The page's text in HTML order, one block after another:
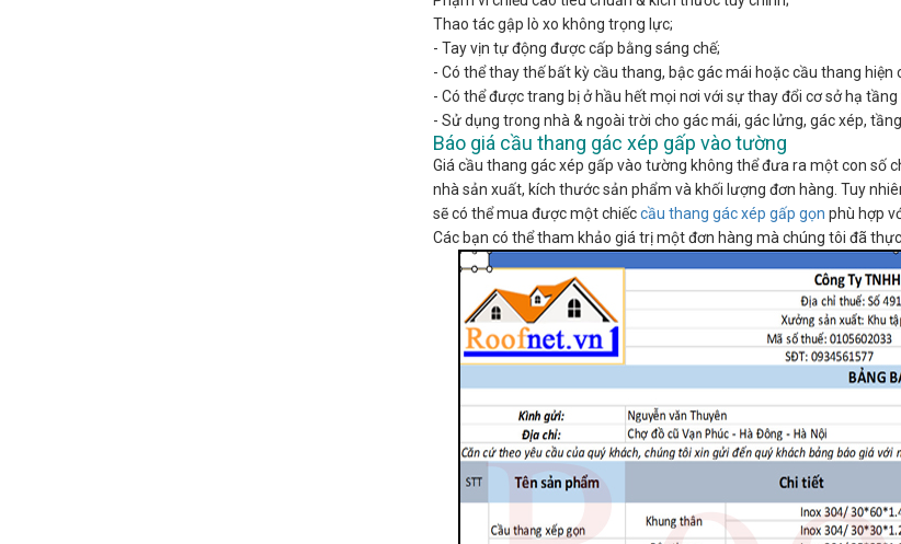
Thao tác gập lò xo không trọng lực;
- Tay vịn tự động được cấp bằng sáng chế;
- Có thể thay thế bất kỳ cầu thang, bậc gác mái hoặc cầu thang hiện
- Có thể được trang bị ở hầu hết mọi nơi với sự thay đổi cơ sở hạ tầng
- Sử dụng trong nhà & ngoài trời cho gác mái, gác lửng, gác xép,
Báo giá cầu thang gác xép gấp vào tường
Giá cầu thang gác xép gấp vào tường không thể đưa ra một con số
nhà sản xuất, kích thước sản phẩm và khối lượng đơn hàng. Tuy
sẽ có thể mua được một chiếccầu thang gác xép gấp gọn phù hợp
Các bạn có thể tham khảo giá trị một đơn hàng mà chúng tôi đã